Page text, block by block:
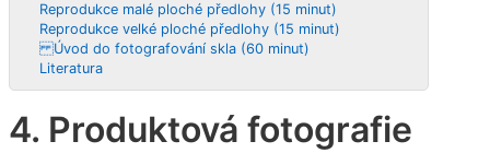
Reprodukce malé ploché předlohy (15 minut)
Reprodukce velké ploché předlohy (15 minut)
Úvod do fotografování skla (60 minut)
Literatura
4. Produktová fotografie